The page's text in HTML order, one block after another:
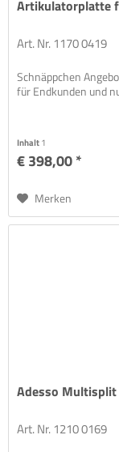
Artikulatorplatte
Art. Nr. 1170 0419
Schnäppchen
für Endkunden und
Inhalt1
€ 398,00 *
Merken
Adesso
Art. Nr. 1210 0169